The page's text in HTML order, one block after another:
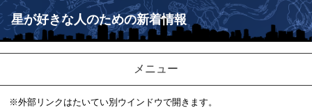
星が好きな人のための新着情報
メニュー
※外部リンクはたいてい別ウインドウで開きます。